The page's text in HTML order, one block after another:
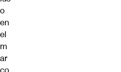
o
en
el
m
ar